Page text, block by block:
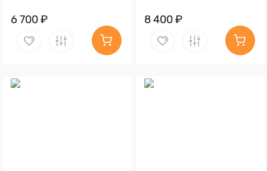
6 700 ₽
Обработка клинка
Stonewash)
8 400 ₽